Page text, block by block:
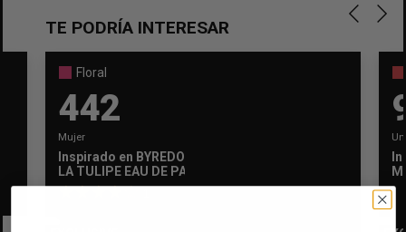
Crear lista de deseos
×
TE PODRÍA INTERESAR
Floral
442
Mujer
Inspirado en BYREDO
LA TULIPE EAU DE PARFUM